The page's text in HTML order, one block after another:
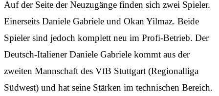
Auf der Seite der Neuzugänge finden sich zwei Spieler.
Einerseits Daniele Gabriele und Okan Yilmaz. Beide
Spieler sind jedoch komplett neu im Profi-Betrieb. Der
Deutsch-Italiener Daniele Gabriele kommt aus der
zweiten Mannschaft des VfB Stuttgart (Regionalliga
Südwest) und hat seine Stärken im technischen Bereich.